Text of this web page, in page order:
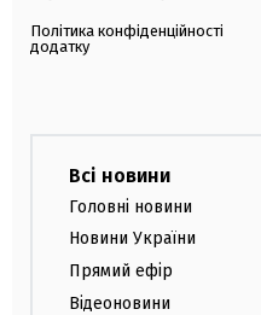
Політика конфіденційності
додатку
Всі новини
Головні новини
Новини України
Прямий ефір
Відеоновини